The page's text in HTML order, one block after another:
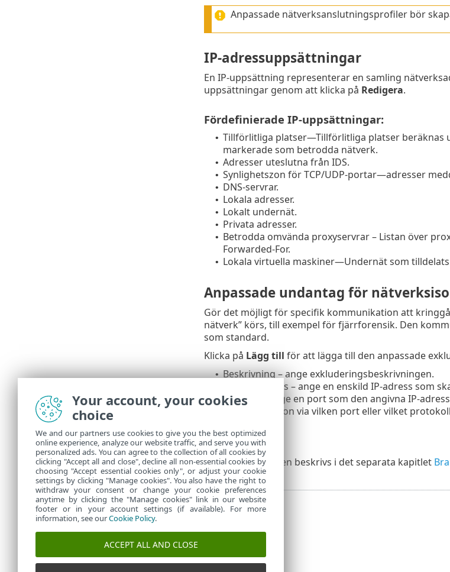
Anpassade nätverksanslutningsprofiler bör
IP-adressuppsättningar
En IP-uppsättning representerar en samling
uppsättningar genom att klicka på Redigera.
Fördefinierade IP-uppsättningar:
• Tillförlitliga platser—Tillförlitliga platser beräknas
markerade som betrodda nätverk.
• Adresser uteslutna från IDS.
• Synlighetszon för TCP/UDP-portar—adresser
• DNS-servrar.
• Lokala adresser.
• Lokalt undernät.
• Privata adresser.
• Betrodda omvända proxyservrar–Listan över
Forwarded-For.
• Lokala virtuella maskiner—Undernät som
Anpassade undantag för
Gör det möjligt för specifik kommunikation att
nätverk” körs, till exempel för fjärrforensik. Den
som standard.
Klicka på Lägg till för att lägga till den anpassade
• Beskrivning – ange exkluderingsbeskrivningen.
Fjärr-IP-adress – ange en enskild IP-adress som
• Målport – ange en port som den angivna IP-
kommunikation via vilken port eller vilket
Brandvägg
Den här funktionen beskrivs i det separata kapitlet
Your account, your cookies
choice
We and our partners use cookies to give you the best optimized
online experience, analyze our website traffic, and serve you with
personalized ads. You can agree to the collection of all cookies by
clicking "Accept all and close", decline all non-essential cookies by
choosing "Accept essential cookies only", or adjust your cookie
settings by clicking "Manage cookies". You also have the right to
withdraw your consent or change your cookie preferences
anytime by clicking the "Manage cookies" link in our website
footer or in your account settings (if available). For more
information, see ourCookie Policy.
ACCEPT ALL AND CLOSE